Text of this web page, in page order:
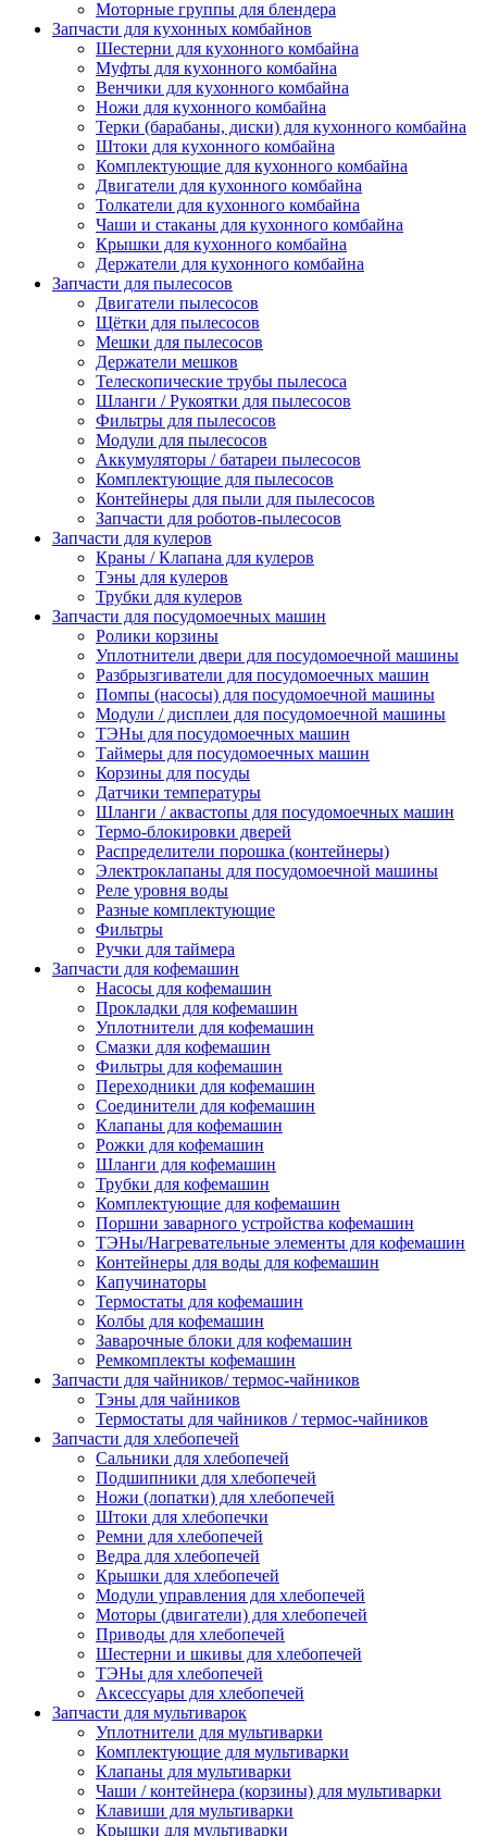
Моторные группы для блендера
Запчасти для кухонных комбайнов
Шестерни для кухонного комбайна
Муфты для кухонного комбайна
Венчики для кухонного комбайна
Ножи для кухонного комбайна
Терки (барабаны, диски) для кухонного комбайна
Штоки для кухонного комбайна
Комплектующие для кухонного комбайна
Двигатели для кухонного комбайна
Толкатели для кухонного комбайна
Чаши и стаканы для кухонного комбайна
Крышки для кухонного комбайна
Держатели для кухонного комбайна
Запчасти для пылесосов
Двигатели пылесосов
Щётки для пылесосов
Мешки для пылесосов
Держатели мешков
Телескопические трубы пылесоса
Шланги / Рукоятки для пылесосов
Фильтры для пылесосов
Модули для пылесосов
Аккумуляторы / батареи пылесосов
Комплектующие для пылесосов
Контейнеры для пыли для пылесосов
Запчасти для роботов-пылесосов
Запчасти для кулеров
Краны / Клапана для кулеров
Тэны для кулеров
Трубки для кулеров
Запчасти для посудомоечных машин
Ролики корзины
Уплотнители двери для посудомоечной машины
Разбрызгиватели для посудомоечных машин
Помпы (насосы) для посудомоечной машины
Модули / дисплеи для посудомоечной машины
ТЭНы для посудомоечных машин
Таймеры для посудомоечных машин
Корзины для посуды
Датчики температуры
Шланги / аквастопы для посудомоечных машин
Термо-блокировки дверей
Распределители порошка (контейнеры)
Электроклапаны для посудомоечной машины
Реле уровня воды
Разные комплектующие
Фильтры
Ручки для таймера
Запчасти для кофемашин
Насосы для кофемашин
Прокладки для кофемашин
Уплотнители для кофемашин
Смазки для кофемашин
Фильтры для кофемашин
Переходники для кофемашин
Соединители для кофемашин
Клапаны для кофемашин
Рожки для кофемашин
Шланги для кофемашин
Трубки для кофемашин
Комплектующие для кофемашин
Поршни заварного устройства кофемашин
ТЭНы/Нагревательные элементы для кофемашин
Контейнеры для воды для кофемашин
Капучинаторы
Термостаты для кофемашин
Колбы для кофемашин
Заварочные блоки для кофемашин
Ремкомплекты кофемашин
Запчасти для чайников/ термос-чайников
Тэны для чайников
Термостаты для чайников / термос-чайников
Запчасти для хлебопечей
Сальники для хлебопечей
Подшипники для хлебопечей
Ножи (лопатки) для хлебопечей
Штоки для хлебопечки
Ремни для хлебопечей
Ведра для хлебопечей
Крышки для хлебопечей
Модули управления для хлебопечей
Моторы (двигатели) для хлебопечей
Приводы для хлебопечей
Шестерни и шкивы для хлебопечей
ТЭНы для хлебопечей
Аксессуары для хлебопечей
Запчасти для мультиварок
Уплотнители для мультиварки
Комплектующие для мультиварки
Клапаны для мультиварки
Чаши / контейнера (корзины) для мультиварки
Клавиши для мультиварки
Крышки для мультиварки